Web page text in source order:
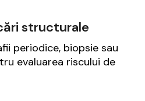
structurale
periodice, biopsie sau
evaluarea riscului de